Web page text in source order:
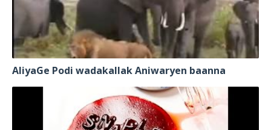
AliyaGe Podi wadakallak Aniwaryen baanna